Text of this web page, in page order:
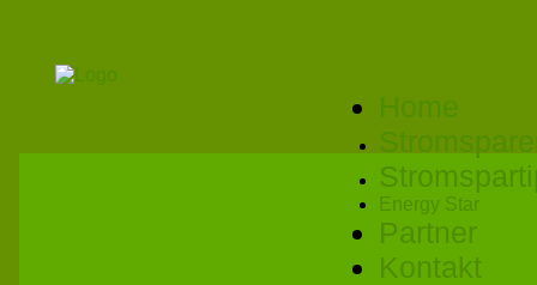
Energy Star
Partner
Kontakt